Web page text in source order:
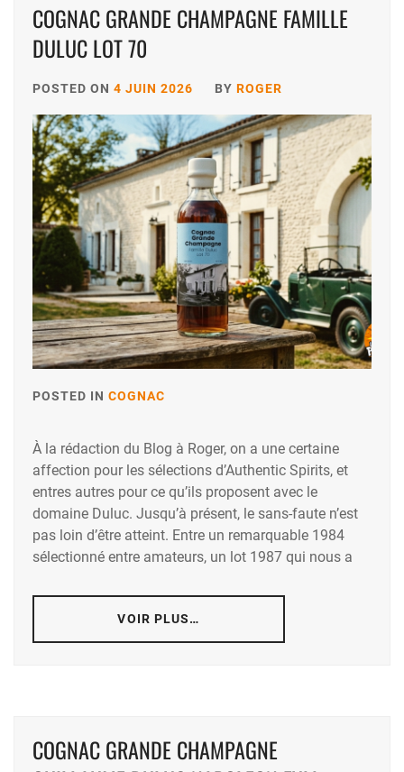
COGNAC GRANDE CHAMPAGNE FAMILLE
DULUC LOT 70
POSTED ON 4 JUIN 2026 BY ROGER
POSTED IN COGNAC
À la rédaction du Blog à Roger, on a une certaine
affection pour les sélections d’Authentic Spirits, et
entres autres pour ce qu’ils proposent avec le
domaine Duluc. Jusqu’à présent, le sans-faute n’est
pas loin d’être atteint. Entre un remarquable 1984
sélectionné entre amateurs, un lot 1987 qui nous a
VOIR PLUS…
COGNAC GRANDE CHAMPAGNE